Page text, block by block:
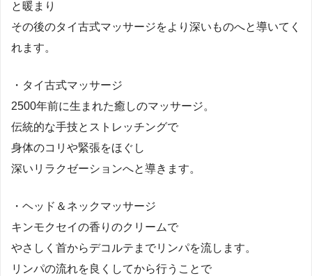
と暖まり
その後のタイ古式マッサージをより深いものへと導いてく
れます。
・タイ古式マッサージ
2500年前に生まれた癒しのマッサージ。
伝統的な手技とストレッチングで
身体のコリや緊張をほぐし
深いリラクゼーションへと導きます。
・ヘッド＆ネックマッサージ
キンモクセイの香りのクリームで
やさしく首からデコルテまでリンパを流します。
リンパの流れを良くしてから行うことで